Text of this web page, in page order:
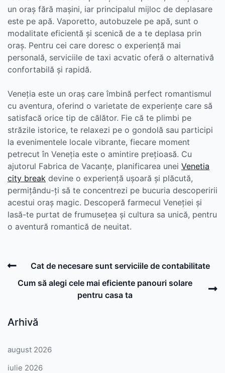
un oraș fără mașini, iar principalul mijloc de deplasare
este pe apă. Vaporetto, autobuzele pe apă, sunt o
modalitate eficientă și scenică de a te deplasa prin
oraș. Pentru cei care doresc o experiență mai
personală, serviciile de taxi acvatic oferă o alternativă
confortabilă și rapidă.
Veneția este un oraș care îmbină perfect romantismul
cu aventura, oferind o varietate de experiențe care să
satisfacă orice tip de călător. Fie că te plimbi pe
străzile istorice, te relaxezi pe o gondolă sau participi
la evenimentele locale vibrante, fiecare moment
petrecut în Veneția este o amintire prețioasă. Cu
ajutorul Fabrica de Vacanțe, planificarea unei Venetia
city break devine o experiență ușoară și plăcută,
permițându-ți să te concentrezi pe bucuria descoperirii
acestui oraș magic. Descoperă farmecul Veneției și
lasă-te purtat de frumusețea și cultura sa unică, pentru
o aventură romantică de neuitat.
Post
navigation
PreviousCat de necesare sunt serviciile de contabilitate
Cum să alegi cele mai eficiente panouri solare
pentru casa ta
Arhivă
august 2026
iulie 2026